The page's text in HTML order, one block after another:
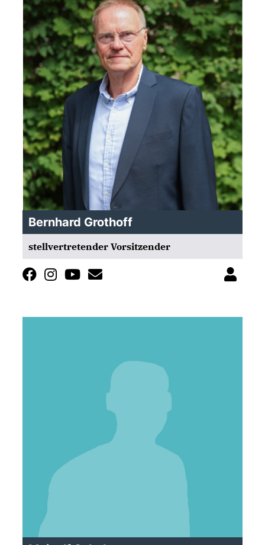
Bernhard Grothoff
stellvertretender Vorsitzender